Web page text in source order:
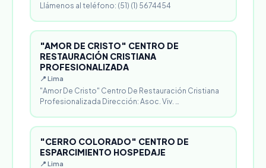
Llámenos al teléfono: (51) (1) 5674454
"AMOR DE CRISTO" CENTRO DE
RESTAURACIÓN CRISTIANA
PROFESIONALIZADA
📍 Lima
"Amor De Cristo" Centro De Restauración Cristiana
Profesionalizada Dirección: Asoc. Viv. …
"CERRO COLORADO" CENTRO DE
ESPARCIMIENTO HOSPEDAJE
📍 Lima